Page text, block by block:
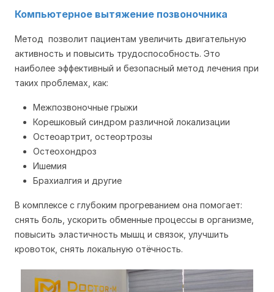
Компьютерное вытяжение позвоночника
Метод позволит пациентам увеличить двигательную
активность и повысить трудоспособность. Это
наиболее эффективный и безопасный метод лечения при
таких проблемах, как:
Межпозвоночные грыжи
Корешковый синдром различной локализации
Остеоартрит, остеортрозы
Остеохондроз
Ишемия
Брахиалгия и другие
В комплексе с глубоким прогреванием она помогает:
снять боль, ускорить обменные процессы в организме,
повысить эластичность мышц и связок, улучшить
кровоток, снять локальную отёчность.